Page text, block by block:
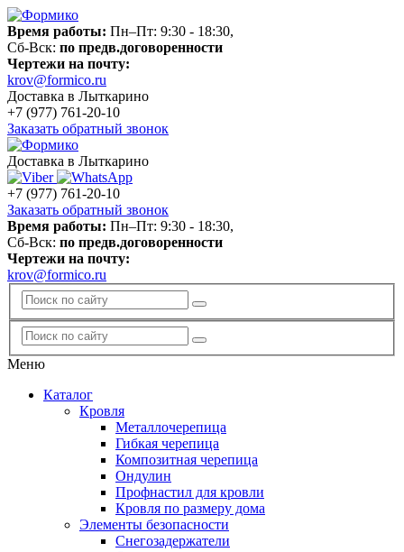
Время работы: Пн–Пт: 9:30 - 18:30,
Сб-Вск: по предв.договоренности
Чертежи на почту:
krov@formico.ru
Доставка в Лыткарино
+7 (977) 761-20-10
Заказать обратный звонок
Доставка в Лыткарино
+7 (977) 761-20-10
Заказать обратный звонок
Время работы: Пн–Пт: 9:30 - 18:30,
Сб-Вск: по предв.договоренности
Чертежи на почту:
krov@formico.ru
Меню
Каталог
Кровля
Металлочерепица
Гибкая черепица
Композитная черепица
Ондулин
Профнастил для кровли
Кровля по размеру дома
Элементы безопасности
Снегозадержатели